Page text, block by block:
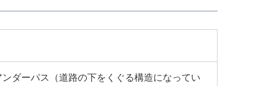
ダーパス（道路の下をくぐる構造になってい